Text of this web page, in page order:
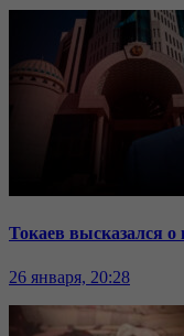
Токаев высказался
26 января, 20:28